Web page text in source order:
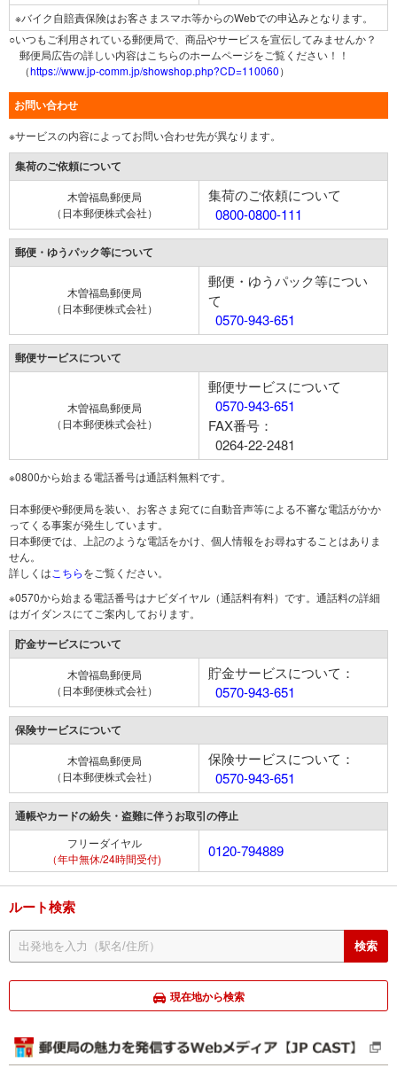
※バイク自賠責保険はお客さまスマホ等からのWebでの申込みとなります。
○いつもご利用されている郵便局で、商品やサービスを宣伝してみませんか？
郵便局広告の詳しい内容はこちらのホームページをご覧ください！！
（https://www.jp-comm.jp/showshop.php?CD=110060）
お問い合わせ
※サービスの内容によってお問い合わせ先が異なります。
集荷のご依頼について
木曽福島郵便局
（日本郵便株式会社）
集荷のご依頼について
0800-0800-111
郵便・ゆうパック等について
木曽福島郵便局
（日本郵便株式会社）
郵便・ゆうパック等につい
て
0570-943-651
郵便サービスについて
木曽福島郵便局
（日本郵便株式会社）
郵便サービスについて
0570-943-651
FAX番号：
0264-22-2481
※0800から始まる電話番号は通話料無料です。
日本郵便や郵便局を装い、お客さま宛てに自動音声等による不審な電話がかか
ってくる事案が発生しています。
日本郵便では、上記のような電話をかけ、個人情報をお尋ねすることはありま
せん。
詳しくは こちらをご覧ください。
※0570から始まる電話番号はナビダイヤル（通話料有料）です。通話料の詳細
はガイダンスにてご案内しております。
貯金サービスについて
木曽福島郵便局
（日本郵便株式会社）
貯金サービスについて：
0570-943-651
保険サービスについて
木曽福島郵便局
（日本郵便株式会社）
保険サービスについて：
0570-943-651
通帳やカードの紛失・盗難に伴うお取引の停止
フリーダイヤル
（年中無休/24時間受付)
0120-794889
ルート検索
現在地から検索